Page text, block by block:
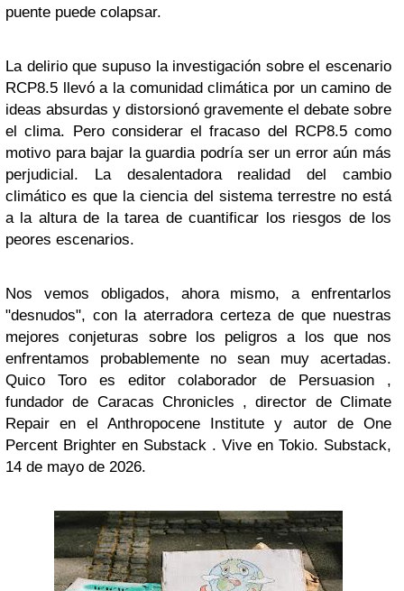
puente puede colapsar.
La delirio que supuso la investigación sobre el escenario
RCP8.5 llevó a la comunidad climática por un camino de
ideas absurdas y distorsionó gravemente el debate sobre
el clima. Pero considerar el fracaso del RCP8.5 como
motivo para bajar la guardia podría ser un error aún más
perjudicial. La desalentadora realidad del cambio
climático es que la ciencia del sistema terrestre no está
a la altura de la tarea de cuantificar los riesgos de los
peores escenarios.
Nos vemos obligados, ahora mismo, a enfrentarlos
"desnudos", con la aterradora certeza de que nuestras
mejores conjeturas sobre los peligros a los que nos
enfrentamos probablemente no sean muy acertadas.
Quico Toro es editor colaborador de Persuasion ,
fundador de Caracas Chronicles , director de Climate
Repair en el Anthropocene Institute y autor de One
Percent Brighter en Substack . Vive en Tokio. Substack,
14 de mayo de 2026.